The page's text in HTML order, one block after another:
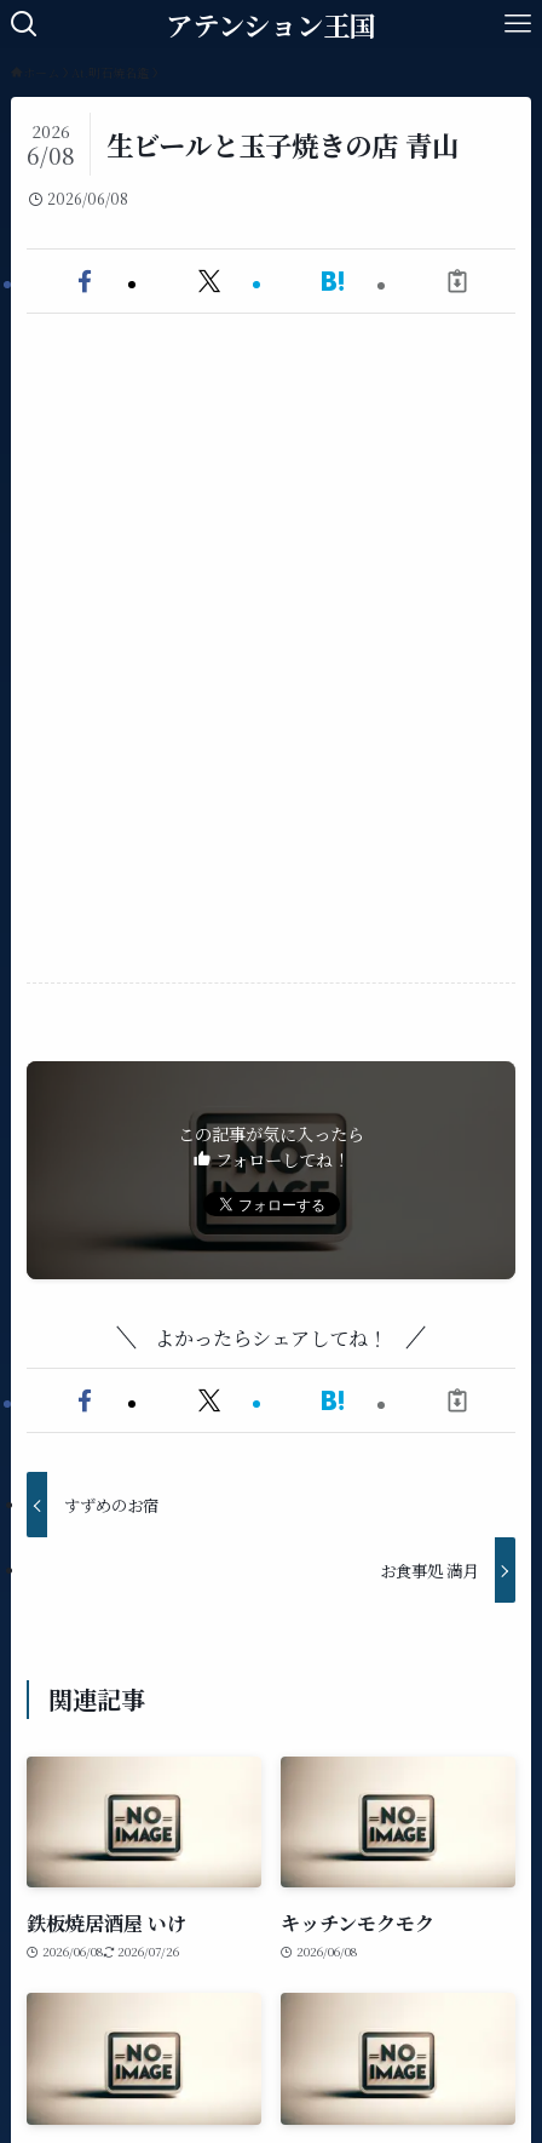
アテンション王国
生ビールと玉子焼きの店 青山
2026
6/08
2026/06/08
この記事が気に入ったら
フォローしてね！
よかったらシェアしてね！
すずめのお宿
お食事処 満月
関連記事
鉄板焼居酒屋 いけ
2026/06/08 2026/07/26
キッチンモクモク
2026/06/08